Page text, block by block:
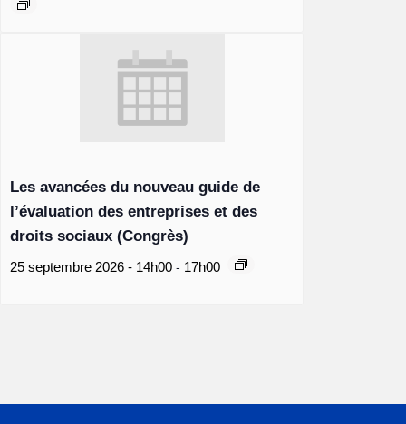
Les avancées du nouveau guide de
l’évaluation des entreprises et des
droits sociaux (Congrès)
25 septembre 2026 - 14h00 - 17h00